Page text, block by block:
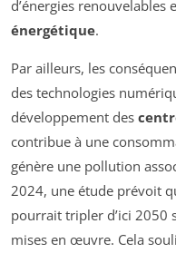
d’énergies renouvelables
énergétique.
Par ailleurs, les
des technologies
développement des
contribue à une
génère une pollution
2024, une étude prévoit
pourrait tripler d’ici 2050
mises en œuvre. Cela